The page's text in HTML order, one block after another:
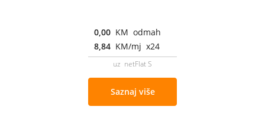
0,00 KM odmah
8,84 KM/mj x24
uz netFlat S
Saznaj više